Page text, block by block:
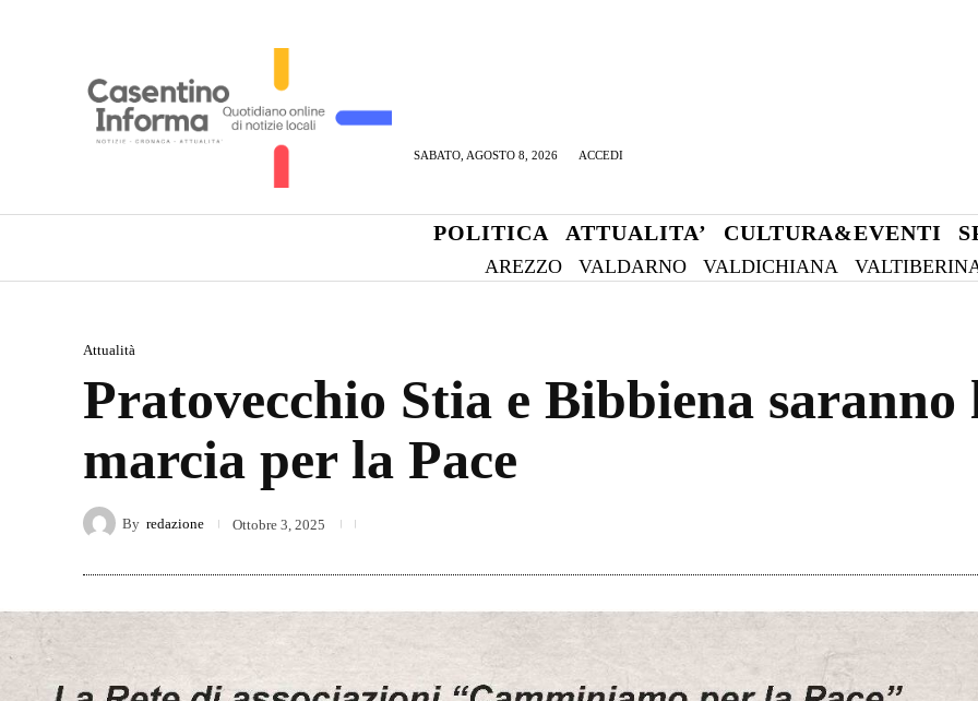
SABATO, AGOSTO 8, 2026 ACCEDI
POLITICA ATTUALITA’ CULTURA&EVENTI
AREZZO VALDARNO VALDICHIANA
Attualità
Pratovecchio Stia e Bibbiena saranno
marcia per la Pace
By redazione Ottobre 3, 2025